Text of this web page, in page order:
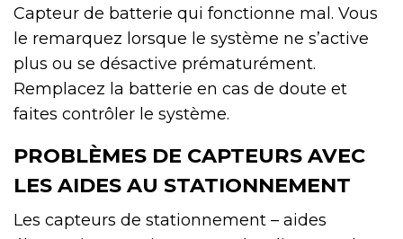
Capteur de batterie qui fonctionne mal. Vous
le remarquez lorsque le système ne s’active
plus ou se désactive prématurément.
Remplacez la batterie en cas de doute et
faites contrôler le système.
PROBLÈMES DE CAPTEURS AVEC
LES AIDES AU STATIONNEMENT
Les capteurs de stationnement – aides